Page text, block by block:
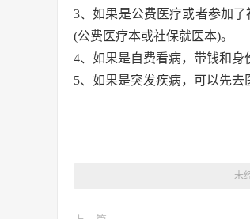
3、如果是公费医疗或者参加
(公费医疗本或社保就医本)。
4、如果是自费看病，带钱和身
5、如果是突发疾病，可以先去
未